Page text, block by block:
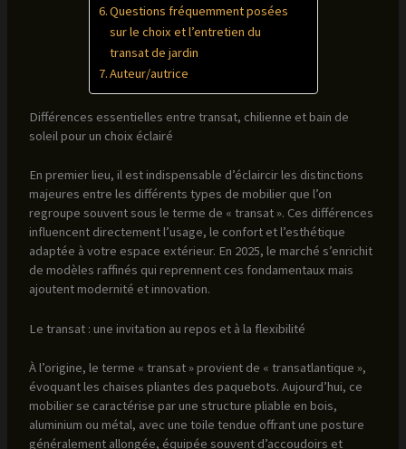
Questions fréquemment posées
sur le choix et l’entretien du
transat de jardin
Auteur/autrice
Différences essentielles entre transat, chilienne et bain de
soleil pour un choix éclairé
En premier lieu, il est indispensable d’éclaircir les distinctions
majeures entre les différents types de mobilier que l’on
regroupe souvent sous le terme de « transat ». Ces différences
influencent directement l’usage, le confort et l’esthétique
adaptée à votre espace extérieur. En 2025, le marché s’enrichit
de modèles raffinés qui reprennent ces fondamentaux mais
ajoutent modernité et innovation.
Le transat : une invitation au repos et à la flexibilité
À l’origine, le terme « transat » provient de « transatlantique »,
évoquant les chaises pliantes des paquebots. Aujourd’hui, ce
mobilier se caractérise par une structure pliable en bois,
aluminium ou métal, avec une toile tendue offrant une posture
généralement allongée, équipée souvent d’accoudoirs et